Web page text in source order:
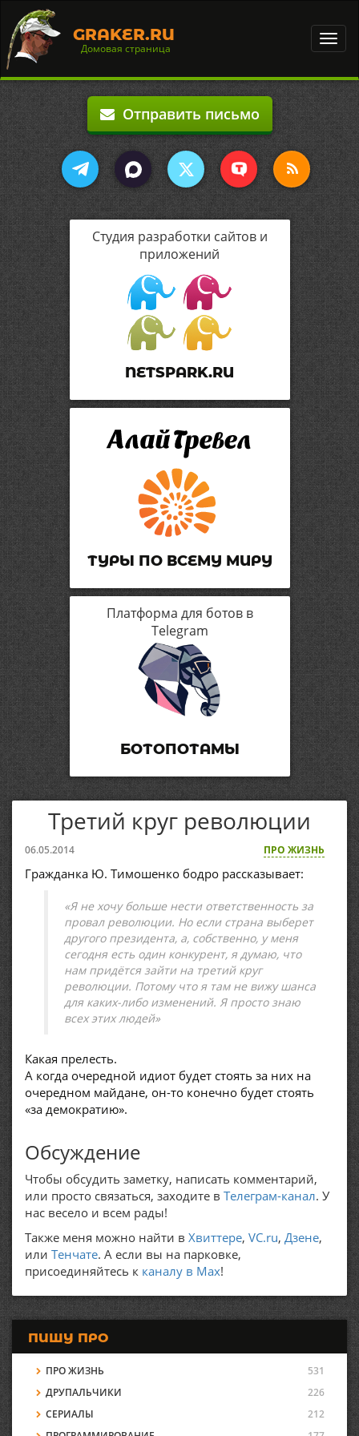
GRAKER.RU
Домовая страница
Отправить письмо
Студия разработки сайтов и
приложений
NETSPARK.RU
ТУРЫ ПО ВСЕМУ МИРУ
Платформа для ботов в
Telegram
БОТОПОТАМЫ
Третий круг революции
06.05.2014 ПРО ЖИЗНЬ
Гражданка Ю. Тимошенко бодро рассказывает:
«Я не хочу больше нести ответственность за
провал революции. Но если страна выберет
другого президента, а, собственно, у меня
сегодня есть один конкурент, я думаю, что
нам придётся зайти на третий круг
революции. Потому что я там не вижу шанса
для каких-либо изменений. Я просто знаю
всех этих людей»
Какая прелесть.
А когда очередной идиот будет стоять за них на
очередном майдане, он-то конечно будет стоять
«за демократию».
Обсуждение
Чтобы обсудить заметку, написать комментарий,
или просто связаться, заходите в Телеграм-канал. У
нас весело и всем рады!
Также меня можно найти в Хвиттере, VC.ru, Дзене,
или Тенчате. А если вы на парковке,
присоединяйтесь к каналу в Max!
ПИШУ ПРО
ПРО ЖИЗНЬ
531
ДРУПАЛЬЧИКИ
226
СЕРИАЛЫ
212